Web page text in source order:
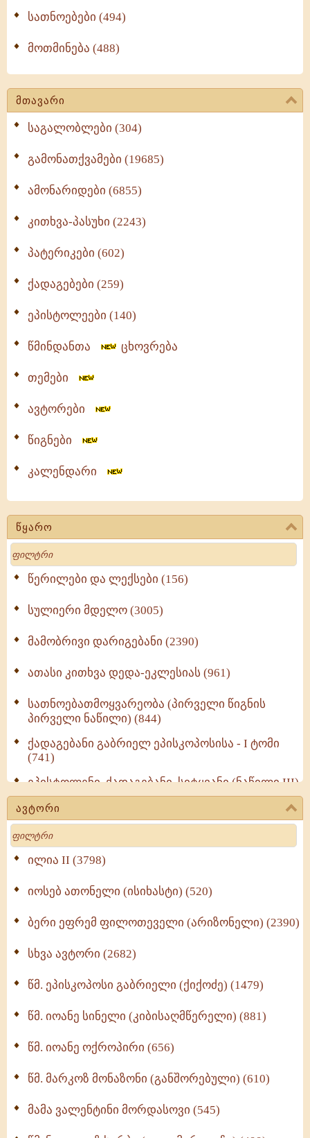
სათნოებები (494)
მოთმინება (488)
მთავარი
საგალობლები (304)
გამონათქვამები (19685)
ამონარიდები (6855)
კითხვა-პასუხი (2243)
პატერიკები (602)
ქადაგებები (259)
ეპისტოლეები (140)
წმინდანთა ცხოვრება
თემები
ავტორები
წიგნები
კალენდარი
წყარო
Search
წერილები და ლექსები (156)
სულიერი მდელო (3005)
მამობრივი დარიგებანი (2390)
ათასი კითხვა დედა-ეკლესიას (961)
სათნოებათმოყვარეობა (პირველი წიგნის
პირველი ნაწილი) (844)
ქადაგებანი გაბრიელ ეპისკოპოსისა - I ტომი
(741)
ეპისტოლენი, ქადაგებანი, სიტყვანი (ნაწილი III)
(723)
მოძღვრის ძალზე სასარგებლო რჩევები
მრევლისათვის (545)
Wisdomge (514)
ქადაგებანი გაბრიელ ეპისკოპოსისა - II ტომი
სულიერი ცხოვრების სახელმძღვანელო -
ნაწილი II (369)
ავტორი
Search
ილია II (3798)
იოსებ ათონელი (ისიხასტი) (520)
ბერი ეფრემ ფილოთეველი (არიზონელი) (2390)
სხვა ავტორი (2682)
წმ. ეპისკოპოსი გაბრიელი (ქიქოძე) (1479)
წმ. იოანე სინელი (კიბისაღმწერელი) (881)
წმ. იოანე ოქროპირი (656)
წმ. მარკოზ მონაზონი (განშორებული) (610)
მამა ვალენტინი მორდასოვი (545)